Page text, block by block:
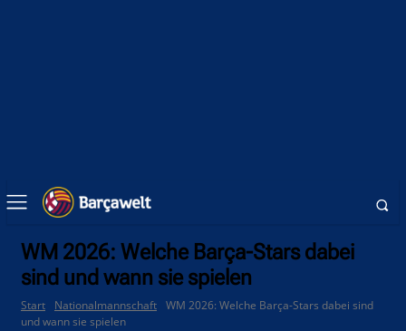
WM 2026: Welche Barça-Stars dabei
sind und wann sie spielen
Start Nationalmannschaft WM 2026: Welche Barça-Stars dabei sind
und wann sie spielen